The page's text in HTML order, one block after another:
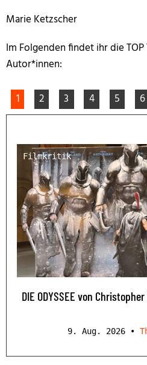
Marie Ketzscher
Im Folgenden findet ihr die TOP
Autor*innen:
1 2 3 4 5 6
Filmkritik
DIE ODYSSEE von
9. Aug. 2026 •